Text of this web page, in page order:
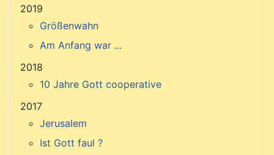
2019
Größenwahn
Am Anfang war ...
2018
10 Jahre Gott cooperative
2017
Jerusalem
Ist Gott faul ?